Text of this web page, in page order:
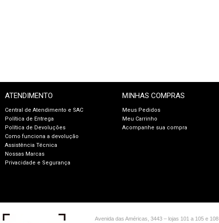
ATENDIMENTO
Central de Atendimento e SAC
Política de Entrega
Política de Devoluções
Como funciona a devolução
Assistência Técnica
Nossas Marcas
Privacidade e Segurança
MINHAS COMPRAS
Meus Pedidos
Meu Carrinho
Acompanhe sua compra
Avenida das Américas, 3443 – lojas 101 a 105 e